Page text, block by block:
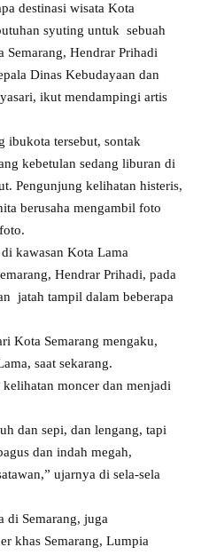
destinasi wisata Kota
syuting untuk sebuah
Semarang, Hendrar Prihadi
Dinas Kebudayaan dan
ikut mendampingi artis
ibukota tersebut, sontak
kebetulan sedang liburan di
Pengunjung kelihatan histeris,
berusaha mengambil foto
kawasan Kota Lama
Hendrar Prihadi, pada
jatah tampil dalam beberapa
Kota Semarang mengaku,
saat sekarang.
moncer dan menjadi
dan sepi, dan lengang, tapi
dan indah megah,
ujarnya di sela-sela
di Semarang, juga
khas Semarang, Lumpia